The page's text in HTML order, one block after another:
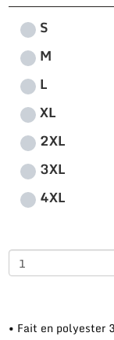
S
M
L
XL
2XL
3XL
4XL
• Fait en polyester